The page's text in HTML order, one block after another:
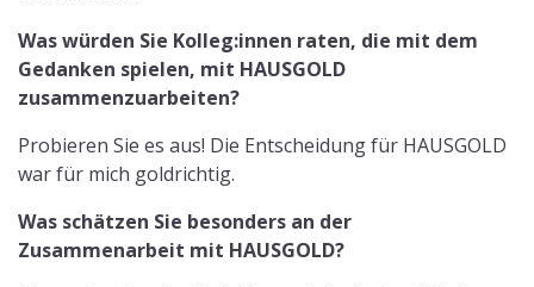
Was würden Sie Kolleg:innen raten, die mit dem
Gedanken spielen, mit HAUSGOLD
zusammenzuarbeiten?
Probieren Sie es aus! Die Entscheidung für HAUSGOLD
war für mich goldrichtig.
Was schätzen Sie besonders an der
Zusammenarbeit mit HAUSGOLD?